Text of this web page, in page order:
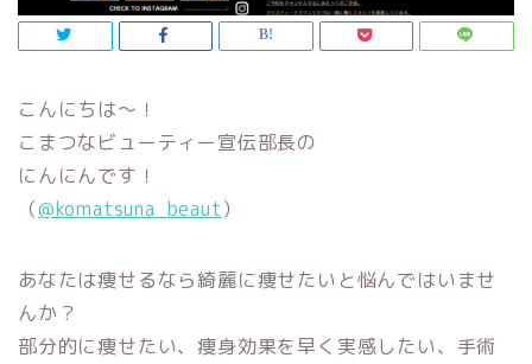
こんにちは～！
こまつなビューティー宣伝部長の
にんにんです！
（@komatsuna_beaut）
あなたは痩せるなら綺麗に痩せたいと悩んではいませ
んか？
部分的に痩せたい、痩身効果を早く実感したい、手術